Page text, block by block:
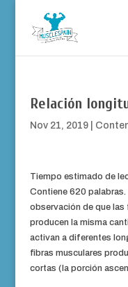
Relación
Nov 21, 2019|
Tiempo estimado de
Contiene 620
observación de que las
producen la misma
activan a diferentes
fibras musculares
cortas (la porción